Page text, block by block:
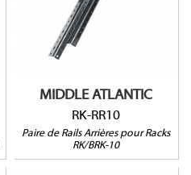
MIDDLE ATLANTIC
RK-RR10
Paire de Rails Arrières pour Racks
RK/BRK-10
Pour racks RK-10 et BRK-
Vendu par paire